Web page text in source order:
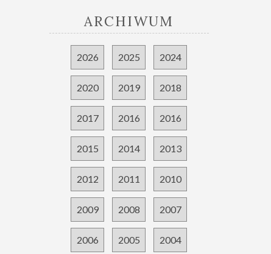
ARCHIWUM
2026 2025 2024
2020 2019 2018
2017 2016 2016
2015 2014 2013
2012 2011 2010
2009 2008 2007
2006 2005 2004